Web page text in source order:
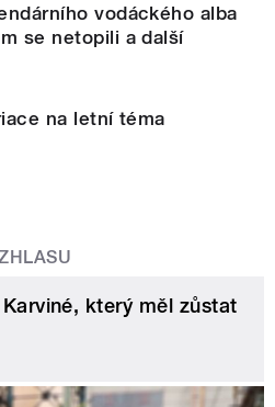
vodáckého alba
se netopili a další
na letní téma
který měl zůstat